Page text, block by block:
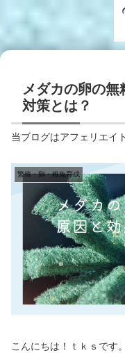
メダカの卵の
対策とは？
当ブログはアフェリエイ
繁殖・卵・稚魚育成
こんにちは！ｔｋｓです。